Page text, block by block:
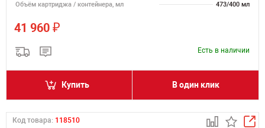
Объём картриджа / контейнера, мл
473/400 мл
41 960 ₽
Есть в наличии
Купить В один клик
Код товара: 118510